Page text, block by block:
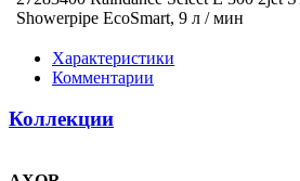
Showerpipe EcoSmart, 9 л / мин
Характеристики
Комментарии
Коллекции